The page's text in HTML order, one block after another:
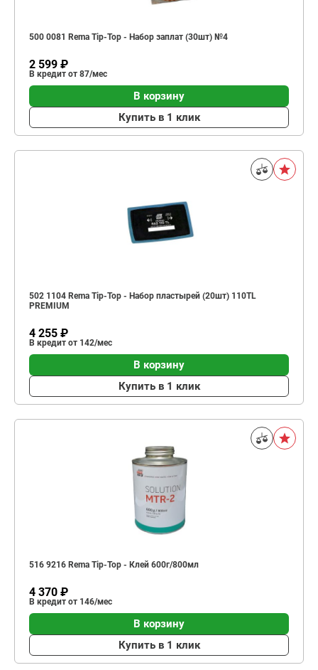
500 0081 Rema Tip-Top - Набор заплат (30шт) №4
2 599 ₽
В кредит от 87/мес
В корзину
Купить в 1 клик
502 1104 Rema Tip-Top - Набор пластырей (20шт) 110TL
PREMIUM
4 255 ₽
В кредит от 142/мес
В корзину
Купить в 1 клик
516 9216 Rema Tip-Top - Клей 600г/800мл
4 370 ₽
В кредит от 146/мес
В корзину
Купить в 1 клик